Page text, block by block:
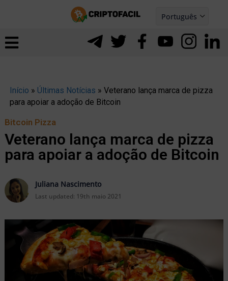
Português
Español
Início » Últimas Notícias » Veterano lança marca de pizza
para apoiar a adoção de Bitcoin
Bitcoin Pizza
Veterano lança marca de pizza
para apoiar a adoção de Bitcoin
Juliana Nascimento
Last updated: 19th maio 2021